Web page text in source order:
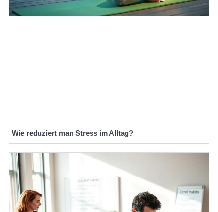
Wie reduziert man Stress im Alltag?